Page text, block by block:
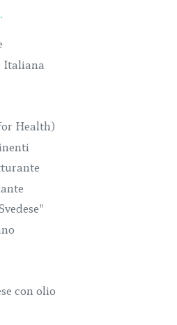
Italiana
Health)
con olio